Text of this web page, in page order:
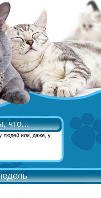
что...
людей или, даже, у